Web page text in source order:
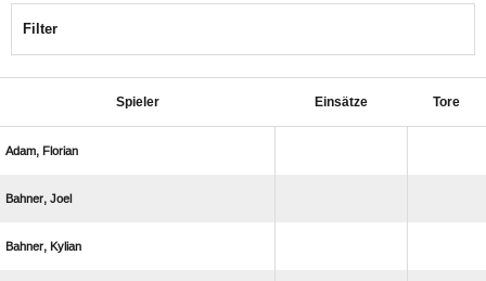
Filter
Spieler Einsätze Tore
 
 
 